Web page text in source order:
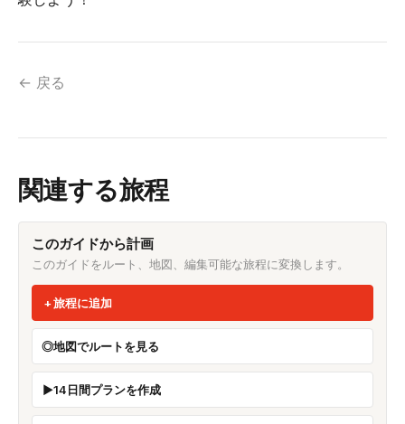
← 戻る
関連する旅程
このガイドから計画
このガイドをルート、地図、編集可能な旅程に変換します。
旅程に追加
地図でルートを見る
14日間プランを作成